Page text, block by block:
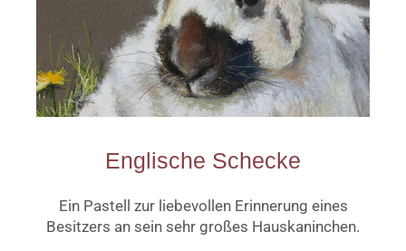
Englische Schecke
Ein Pastell zur liebevollen Erinnerung eines
Besitzers an sein sehr großes Hauskaninchen.